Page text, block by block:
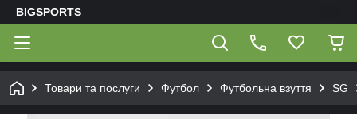
BIGSPORTS
Товари та послуги Футбол Футбольна взуття SG